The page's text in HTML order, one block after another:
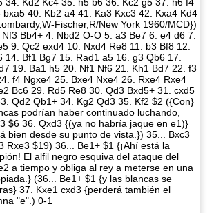
40. Kb2 a4 41. Ka3 Kxc3 42. Kxa4 Kd4
Fischer,R/New York 1960/MCD})
Bb4+ 4. Nbd2 O-O 5. a3 Be7 6. e4 d6 7.
9. Qc2 exd4 10. Nxd4 Re8 11. b3 Bf8 12.
14. Bf1 Bg7 15. Rad1 a5 16. g3 Qb6 17.
19. Ba1 h5 20. Nf1 Nf6 21. Kh1 Bd7 22. f3
f4 Ngxe4 25. Bxe4 Nxe4 26. Rxe4 Rxe4
Bc6 29. Rd5 Re8 30. Qd3 Bxd5+ 31. cxd5
Qd2 Qb1+ 34. Kg2 Qd3 35. Kf2 $2 ({Con}
podrían haber continuado luchando,
$6 36. Qxd3 {(ya no habría jaque en e1)}
bien desde su punto de vista.}) 35... Bxc3
Rxe3 $19) 36... Be1+ $1 {¡Ahí está la
El alfil negro esquiva del ataque del
a tiempo y obliga al rey a meterse en una
(36... Be1+ $1 {y las blancas se
37. Kxe1 cxd3 {perderá también el
"e".) 0-1